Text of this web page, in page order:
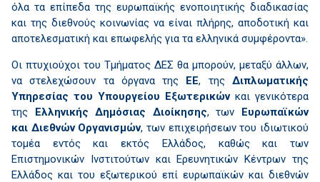
όλα τα επίπεδα της ευρωπαϊκής ενοποιητικής διαδικασίας
και της διεθνούς κοινωνίας να είναι πλήρης, αποδοτική και
αποτελεσματική και επωφελής για τα ελληνικά συμφέροντα».
Οι πτυχιούχοι του Τμήματος ΔΕΣ θα μπορούν, μεταξύ άλλων,
να στελεχώσουν τα όργανα της ΕΕ, τηςΔιπλωματικής
Υπηρεσίας του Υπουργείου Εξωτερικώνκαι γενικότερα
της Ελληνικής Δημόσιας Διοίκησης, των Ευρωπαϊκών
και Διεθνών Οργανισμών, των επιχειρήσεων του ιδιωτικού
τομέα εντός και εκτός Ελλάδος, καθώς και των
Επιστημονικών Ινστιτούτων και Ερευνητικών Κέντρων της
Ελλάδος και του εξωτερικού επί ευρωπαϊκών και διεθνών